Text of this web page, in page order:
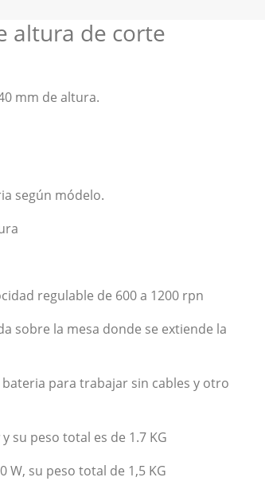
altura de corte
mm de altura.
según módelo.
regulable de 600 a 1200 rpn
sobre la mesa donde se extiende la
para trabajar sin cables y otro
su peso total es de 1.7 KG
su peso total de 1,5 KG